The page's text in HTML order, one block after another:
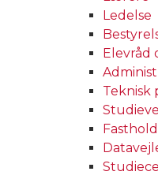
Ledelse
Elevråd
Teknisk